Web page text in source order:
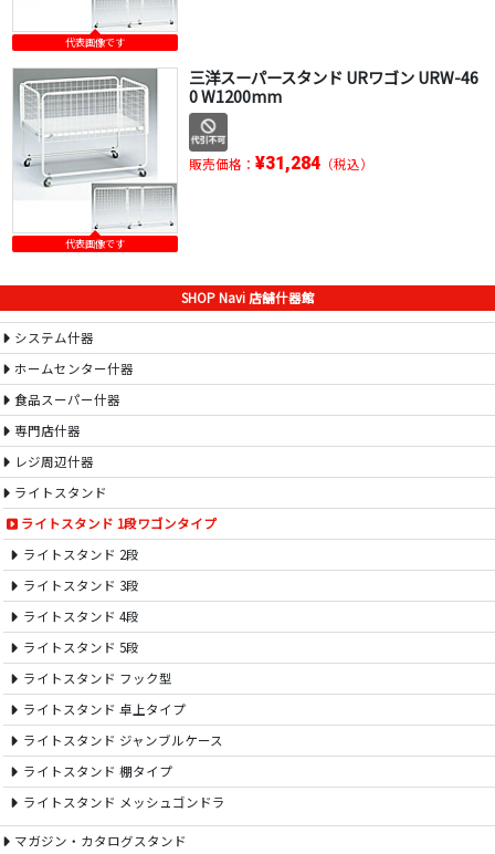
代表画像です
代表画像です
三洋スーパースタンド URワゴン URW-46
0 W1200mm
販売価格： ¥31,284（税込）
SHOP Navi 店舗什器館
システム什器
ホームセンター什器
食品スーパー什器
専門店什器
レジ周辺什器
ライトスタンド
ライトスタンド 1段ワゴンタイプ
ライトスタンド 2段
ライトスタンド 3段
ライトスタンド 4段
ライトスタンド 5段
ライトスタンド フック型
ライトスタンド 卓上タイプ
ライトスタンド ジャンブルケース
ライトスタンド 棚タイプ
ライトスタンド メッシュゴンドラ
マガジン・カタログスタンド